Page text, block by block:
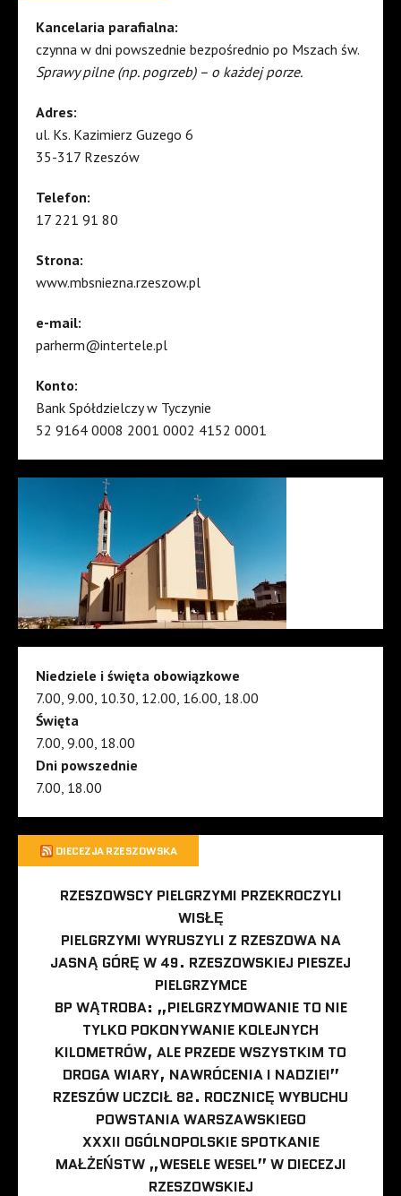
Kancelaria parafialna:
czynna w dni powszednie bezpośrednio po Mszach św.
Sprawy pilne (np. pogrzeb) – o każdej porze.
Adres:
ul. Ks. Kazimierz Guzego 6
35-317 Rzeszów
Telefon:
17 221 91 80
Strona:
www.mbsniezna.rzeszow.pl
e-mail:
parherm@intertele.pl
Konto:
Bank Spółdzielczy w Tyczynie
52 9164 0008 2001 0002 4152 0001
Niedziele i święta obowiązkowe
7.00, 9.00, 10.30, 12.00, 16.00, 18.00
Święta
7.00, 9.00, 18.00
Dni powszednie
7.00, 18.00
DIECEZJA RZESZOWSKA
RZESZOWSCY PIELGRZYMI PRZEKROCZYLI
WISŁĘ
PIELGRZYMI WYRUSZYLI Z RZESZOWA NA
JASNĄ GÓRĘ W 49. RZESZOWSKIEJ PIESZEJ
PIELGRZYMCE
BP WĄTROBA: „PIELGRZYMOWANIE TO NIE
TYLKO POKONYWANIE KOLEJNYCH
KILOMETRÓW, ALE PRZEDE WSZYSTKIM TO
DROGA WIARY, NAWRÓCENIA I NADZIEI”
RZESZÓW UCZCIŁ 82. ROCZNICĘ WYBUCHU
POWSTANIA WARSZAWSKIEGO
XXXII OGÓLNOPOLSKIE SPOTKANIE
MAŁŻEŃSTW „WESELE WESEL” W DIECEZJI
RZESZOWSKIEJ